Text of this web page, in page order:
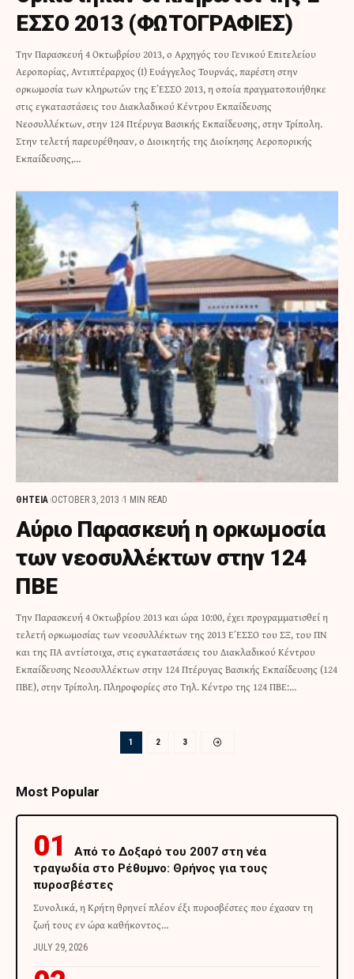
ΕΣΣΟ 2013 (ΦΩΤΟΓΡΑΦΙΕΣ)
Την Παρασκευή 4 Οκτωβρίου 2013, ο Αρχηγός του Γενικού Επιτελείου
Αεροπορίας, Αντιπτέραρχος (Ι) Ευάγγελος Τουρνάς, παρέστη στην
ορκωμοσία των κληρωτών της Ε΄ ΕΣΣΟ 2013, η οποία πραγματοποιήθηκε
στις εγκαταστάσεις του Διακλαδικού Κέντρου Εκπαίδευσης
Νεοσυλλέκτων, στην 124 Πτέρυγα Βασικής Εκπαίδευσης, στην Τρίπολη.
Στην τελετή παρευρέθησαν, ο Διοικητής της Διοίκησης Αεροπορικής
Εκπαίδευσης,…
ΘΗΤΕΙΑ OCTOBER 3, 2013 1 MIN READ
Αύριο Παρασκευή η ορκωμοσία
των νεοσυλλέκτων στην 124
ΠΒΕ
Την Παρασκευή 4 Οκτωβρίου 2013 και ώρα 10:00, έχει προγραμματισθεί η
τελετή ορκωμοσίας των νεοσυλλέκτων της 2013 Ε΄ ΕΣΣΟ του ΣΞ, του ΠΝ
και της ΠΑ αντίστοιχα, στις εγκαταστάσεις του Διακλαδικού Κέντρου
Εκπαίδευσης Νεοσυλλέκτων στην 124 Πτέρυγας Βασικής Εκπαίδευσης (124
ΠΒΕ), στην Τρίπολη. Πληροφορίες στο Τηλ. Κέντρο της 124 ΠΒΕ:…
1 2 3
Most Popular
Από το Δοξαρό του 2007 στη νέα
τραγωδία στο Ρέθυμνο: Θρήνος για τους
πυροσβέστες
Συνολικά, η Κρήτη θρηνεί πλέον έξι πυροσβέστες που έχασαν τη
ζωή τους εν ώρα καθήκοντος…
JULY 29, 2026